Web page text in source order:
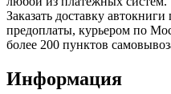
Заказать доставку автокниги
предоплаты, курьером по
более 200 пунктов
Информация